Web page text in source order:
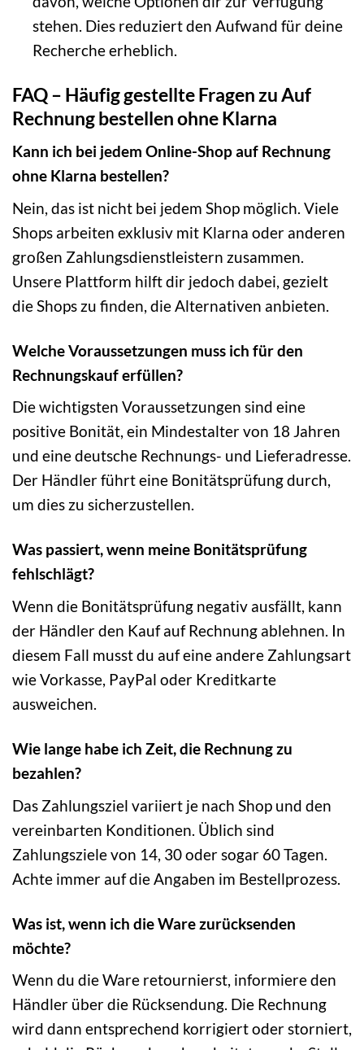
stehen. Dies reduziert den Aufwand für deine
Recherche erheblich.
FAQ – Häufig gestellte Fragen zu Auf
Rechnung bestellen ohne Klarna
Kann ich bei jedem Online-Shop auf Rechnung
ohne Klarna bestellen?
Nein, das ist nicht bei jedem Shop möglich. Viele
Shops arbeiten exklusiv mit Klarna oder anderen
großen Zahlungsdienstleistern zusammen.
Unsere Plattform hilft dir jedoch dabei, gezielt
die Shops zu finden, die Alternativen anbieten.
Welche Voraussetzungen muss ich für den
Rechnungskauf erfüllen?
Die wichtigsten Voraussetzungen sind eine
positive Bonität, ein Mindestalter von 18 Jahren
und eine deutsche Rechnungs- und Lieferadresse.
Der Händler führt eine Bonitätsprüfung durch,
um dies zu sicherzustellen.
Was passiert, wenn meine Bonitätsprüfung
fehlschlägt?
Wenn die Bonitätsprüfung negativ ausfällt, kann
der Händler den Kauf auf Rechnung ablehnen. In
diesem Fall musst du auf eine andere Zahlungsart
wie Vorkasse, PayPal oder Kreditkarte
ausweichen.
Wie lange habe ich Zeit, die Rechnung zu
bezahlen?
Das Zahlungsziel variiert je nach Shop und den
vereinbarten Konditionen. Üblich sind
Zahlungsziele von 14, 30 oder sogar 60 Tagen.
Achte immer auf die Angaben im Bestellprozess.
Was ist, wenn ich die Ware zurücksenden
möchte?
Wenn du die Ware retournierst, informiere den
Händler über die Rücksendung. Die Rechnung
wird dann entsprechend korrigiert oder storniert,